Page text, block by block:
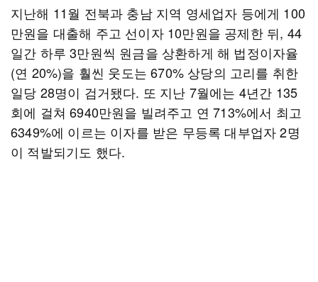
지난해 11월 전북과 충남 지역 영세업자 등에게 100
만원을 대출해 주고 선이자 10만원을 공제한 뒤, 44
일간 하루 3만원씩 원금을 상환하게 해 법정이자율
(연 20%)을 훨씬 웃도는 670% 상당의 고리를 취한
일당 28명이 검거됐다. 또 지난 7월에는 4년간 135
회에 걸쳐 6940만원을 빌려주고 연 713%에서 최고
6349%에 이르는 이자를 받은 무등록 대부업자 2명
이 적발되기도 했다.